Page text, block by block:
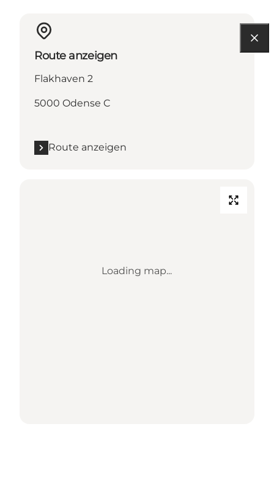
Route anzeigen
Flakhaven 2
5000 Odense C
Route anzeigen
Loading map...